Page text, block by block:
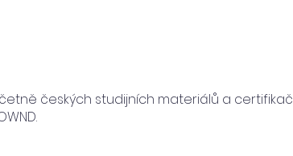
českých studijních materiálů a